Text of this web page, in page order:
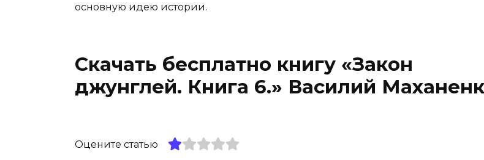
основную идею истории.
Скачать бесплатно книгу «Закон
джунглей. Книга 6.» Василий
Оцените статью